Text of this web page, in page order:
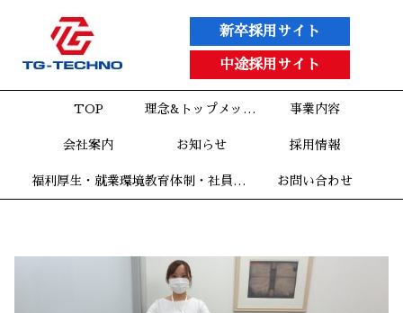
新卒採用サイト
中途採用サイト
TOP 理念&トップメッセージ 事業内容
会社案内 お知らせ 採用情報
福利厚生・就業環境 教育体制・社員インタビュー お問い合わせ